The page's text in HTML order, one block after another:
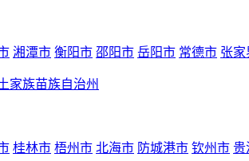
湘潭市 衡阳市 邵阳市 岳阳市 常德市 张家
家族苗族自治州
桂林市 梧州市 北海市 防城港市 钦州市 贵